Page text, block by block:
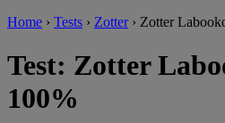
Home › Tests › Zotter › Zotter
Test: Zotter
100%